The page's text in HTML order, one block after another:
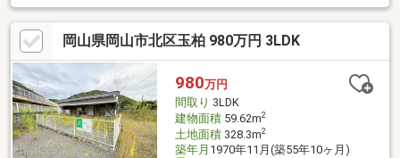
岡山県岡山市北区玉柏 980万円 3LDK
980万円
間取り 3LDK
建物面積59.62m2
土地面積328.3m2
築年月 1970年11月(築55年10ヶ月)